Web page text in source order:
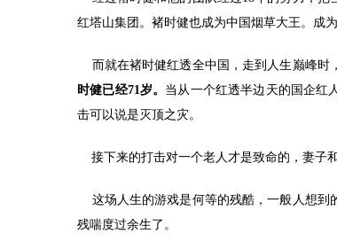
红塔山集团。褚时健也成为中国烟草大王。成
而就在褚时健红透全中国，走到人生巅峰时
时健已经71岁。 当从一个红透半边天的国企红
击可以说是灭顶之灾。
接下来的打击对一个老人才是致命的，妻子
这场人生的游戏是何等的残酷，一般人想到
残喘度过余生了。